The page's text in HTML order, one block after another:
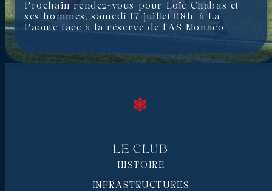
Prochain rendez-vous pour Loïc Chabas et
ses hommes, samedi 17 juillet (18h) à La
Paoute face à la réserve de l’AS Monaco.
Le Club
HISTOIRE
INFRASTRUCTURES